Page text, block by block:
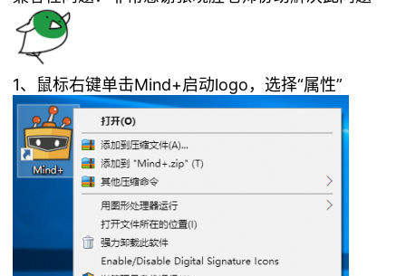
1、鼠标右键单击Mind+启动logo，选择“属性”